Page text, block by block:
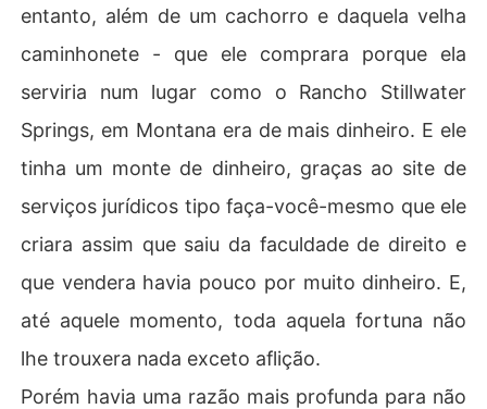
entanto, além de um cachorro e daquela velha
caminhonete - que ele comprara porque ela
serviria num lugar como o Rancho Stillwater
Springs, em Montana era de mais dinheiro. E ele
tinha um monte de dinheiro, graças ao site de
serviços jurídicos tipo faça-você-mesmo que ele
criara assim que saiu da faculdade de direito e
que vendera havia pouco por muito dinheiro. E,
até aquele momento, toda aquela fortuna não
lhe trouxera nada exceto aflição.
Porém havia uma razão mais profunda para não